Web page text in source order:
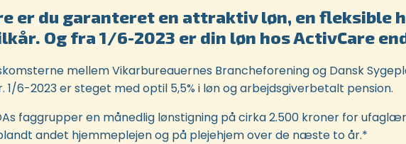
er du garanteret en attraktiv løn, en fleksible
Og fra 1/6-2023 er din løn hos ActivCare
mellem Vikarbureauernes Brancheforening og Dansk
1/6-2023 er steget med optil 5,5% i løn og arbejdsgiverbetalt pension.
faggrupper en månedlig lønstigning på cirka 2.500 kroner for
andet hjemmeplejen og på plejehjem over de næste to år.*